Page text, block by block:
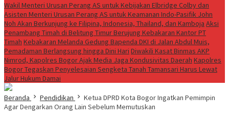
Wakil Menteri Urusan Perang AS untuk Kebijakan Elbridge Colby dan
Asisten Menteri Urusan Perang AS untuk Keamanan Indo-Pasifik John
Noh Akan Berkunjung ke Filipina, Indonesia, Thailand, dan Kamboja Aksi
Penambang Timah di Belitung Timur Berujung Kebakaran Kantor PT
Timah Kebakaran Melanda Gedung Bapenda DKI di Jalan Abdul Muis,
Pemadaman Berlangsung hingga Dini Hari Diwakili Kasat Binmas AKP
Nimrod, Kapolres Bogor Ajak Media Jaga Kondusivitas Daerah Kapolres
Bogor Tegaskan Penyelesaian Sengketa Tanah Tamansari Harus Lewat
Jalur Hukum Damai
Beranda Pendidikan
Ketua DPRD Kota Bogor Ingatkan Pemimpin
Agar Dengarkan Orang Lain Sebelum Memutuskan